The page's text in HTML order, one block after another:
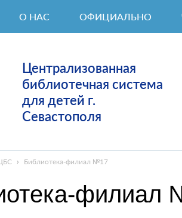
О НАС ОФИЦИАЛЬНО
Централизованная
библиотечная система
для детей г.
Севастополя
› Библиотека-филиал №17
филиал